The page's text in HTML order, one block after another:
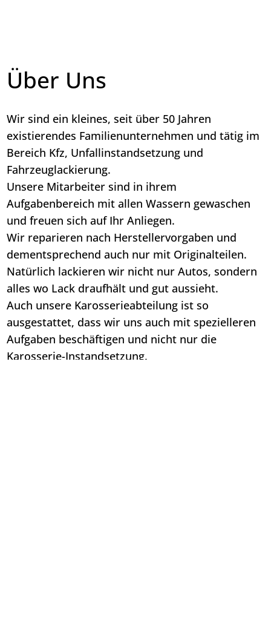
Über Uns
Wir sind ein kleines, seit über 50 Jahren
existierendes Familienunternehmen und tätig im
Bereich Kfz, Unfallinstandsetzung und
Fahrzeuglackierung.
Unsere Mitarbeiter sind in ihrem
Aufgabenbereich mit allen Wassern gewaschen
und freuen sich auf Ihr Anliegen.
Wir reparieren nach Herstellervorgaben und
dementsprechend auch nur mit Originalteilen.
Natürlich lackieren wir nicht nur Autos, sondern
alles wo Lack draufhält und gut aussieht.
Auch unsere Karosserieabteilung ist so
ausgestattet, dass wir uns auch mit spezielleren
Aufgaben beschäftigen und nicht nur die
Karosserie-Instandsetzung.